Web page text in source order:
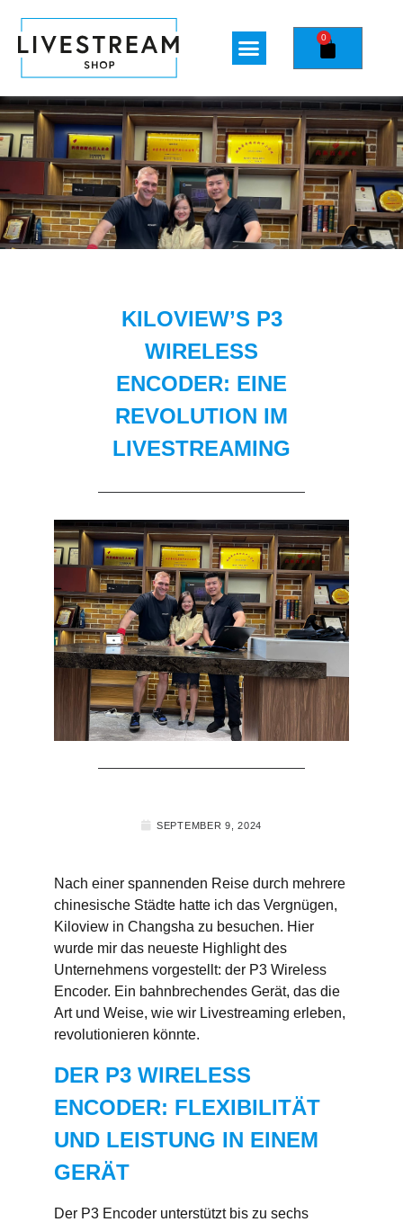
0
KILOVIEW’S P3
WIRELESS
ENCODER: EINE
REVOLUTION IM
LIVESTREAMING
SEPTEMBER 9, 2024
Nach einer spannenden Reise durch mehrere
chinesische Städte hatte ich das Vergnügen,
Kiloview in Changsha zu besuchen. Hier
wurde mir das neueste Highlight des
Unternehmens vorgestellt: der P3 Wireless
Encoder. Ein bahnbrechendes Gerät, das die
Art und Weise, wie wir Livestreaming erleben,
revolutionieren könnte.
DER P3 WIRELESS
ENCODER: FLEXIBILITÄT
UND LEISTUNG IN EINEM
GERÄT
Der P3 Encoder unterstützt bis zu sechs